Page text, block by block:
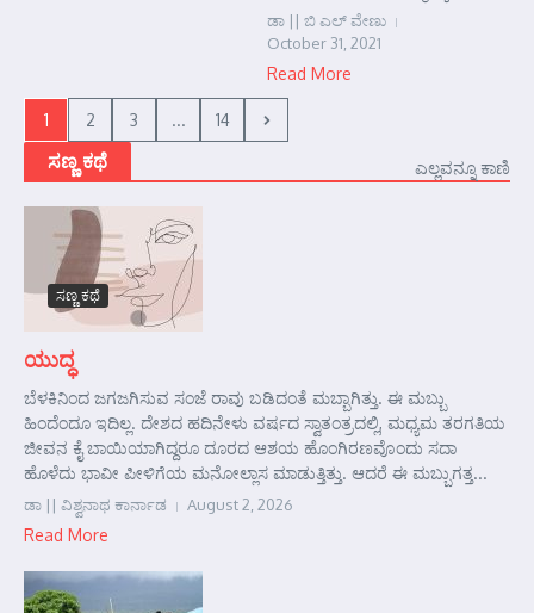
ಡಾ || ಬಿ ಎಲ್ ವೇಣು
October 31, 2021
Read More
1 2 3 ... 14
ಸಣ್ಣ ಕಥೆ ಎಲ್ಲವನ್ನೂ ಕಾಣಿ
ಸಣ್ಣ ಕಥೆ
ಯುದ್ಧ
ಬೆಳಕಿನಿಂದ ಜಗಜಗಿಸುವ ಸಂಜೆ ರಾವು ಬಡಿದಂತೆ ಮಬ್ಬಾಗಿತ್ತು. ಈ ಮಬ್ಬು
ಹಿಂದೆಂದೂ ಇದಿಲ್ಲ. ದೇಶದ ಹದಿನೇಳು ವರ್ಷದ ಸ್ವಾತಂತ್ರದಲ್ಲಿ, ಮಧ್ಯಮ ತರಗತಿಯ
ಜೀವನ ಕೈ ಬಾಯಿಯಾಗಿದ್ದರೂ ದೂರದ ಆಶಯ ಹೊಂಗಿರಣವೊಂದು ಸದಾ
ಹೊಳೆದು ಭಾವೀ ಪೀಳಿಗೆಯ ಮನೋಲ್ಲಾಸ ಮಾಡುತ್ತಿತ್ತು. ಆದರೆ ಈ ಮಬ್ಬುಗತ್ತ...
ಡಾ || ವಿಶ್ವನಾಥ ಕಾರ್ನಾಡ August 2, 2026
Read More